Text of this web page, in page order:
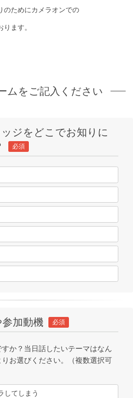
ためにカメラオンでの
ます。
ムをご記入ください
ジをどこでお知りに
必須
加動機 必須
か？当日話したいテーマはなん
お選びください。（複数選択可
してしまう